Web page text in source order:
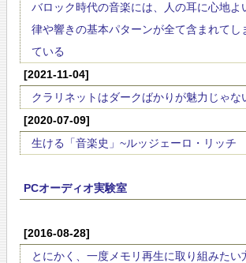
バロック時代の音楽には、人の耳に心地よ
律や響きの基本パターンが全て含まれてし
ている
[2021-11-04]
クラリネットはダークばかりが魅力じゃな
[2020-07-09]
生ける「音楽史」~ルッジェーロ・リッチ
PCオーディオ実験室
[2016-08-28]
とにかく、一度メモリ再生に取り組みたい